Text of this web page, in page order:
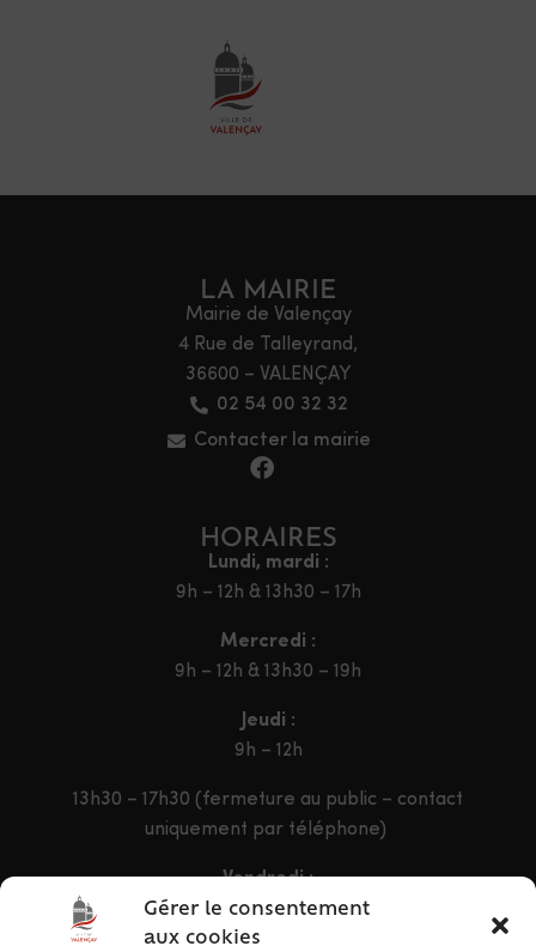
Gérer le consentement
aux cookies
LA MAIRIE
Mairie de Valençay
4 Rue de Talleyrand,
36600 – VALENÇAY
02 54 00 32 32
Contacter la mairie
HORAIRES
Lundi, mardi :
9h – 12h & 13h30 – 17h
Mercredi :
9h – 12h & 13h30 – 19h
Jeudi :
9h – 12h
13h30 – 17h30 (fermeture au public – contact
uniquement par téléphone)
Vendredi :
9h – 12h & 13h30 – 16h30